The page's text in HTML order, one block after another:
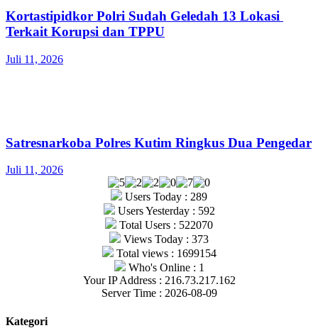
Kortastipidkor Polri Sudah Geledah 13 Lokasi
Terkait Korupsi dan TPPU
Juli 11, 2026
Satresnarkoba Polres Kutim Ringkus Dua Pengedar
Juli 11, 2026
Users Today : 289
Users Yesterday : 592
Total Users : 522070
Views Today : 373
Total views : 1699154
Who's Online : 1
Your IP Address : 216.73.217.162
Server Time : 2026-08-09
Kategori